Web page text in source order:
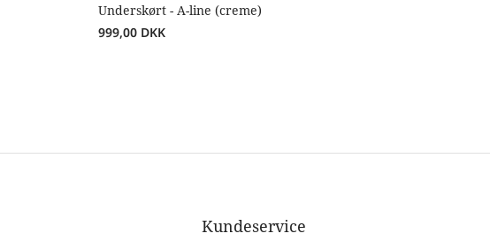
Underskørt - A-line (creme)
999,00 DKK
Kundeservice